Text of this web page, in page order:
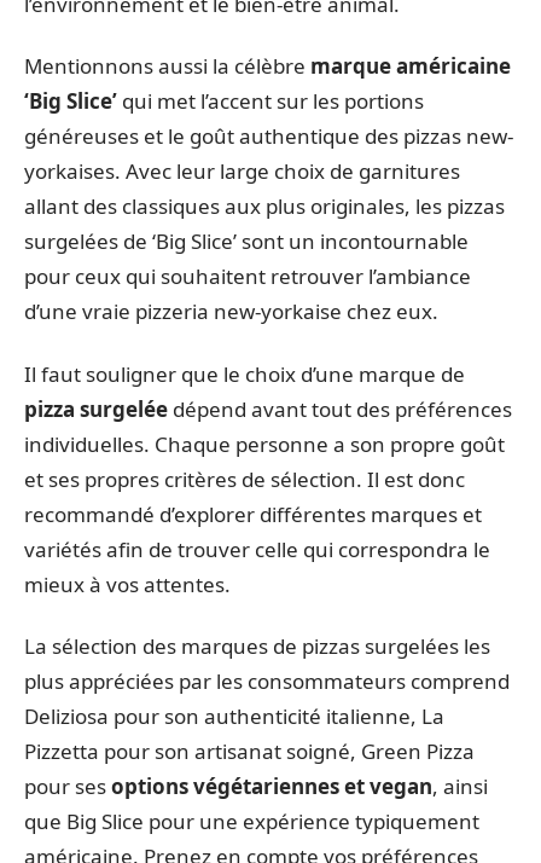
Mentionnons aussi la célèbre marque américaine
‘Big Slice’ qui met l’accent sur les portions
généreuses et le goût authentique des pizzas new-
yorkaises. Avec leur large choix de garnitures
allant des classiques aux plus originales, les pizzas
surgelées de ‘Big Slice’ sont un incontournable
pour ceux qui souhaitent retrouver l’ambiance
d’une vraie pizzeria new-yorkaise chez eux.
Il faut souligner que le choix d’une marque de
pizza surgelée dépend avant tout des préférences
individuelles. Chaque personne a son propre goût
et ses propres critères de sélection. Il est donc
recommandé d’explorer différentes marques et
variétés afin de trouver celle qui correspondra le
mieux à vos attentes.
La sélection des marques de pizzas surgelées les
plus appréciées par les consommateurs comprend
Deliziosa pour son authenticité italienne, La
Pizzetta pour son artisanat soigné, Green Pizza
pour sesoptions végétariennes et vegan, ainsi
que Big Slice pour une expérience typiquement
américaine. Prenez en compte vos préférences